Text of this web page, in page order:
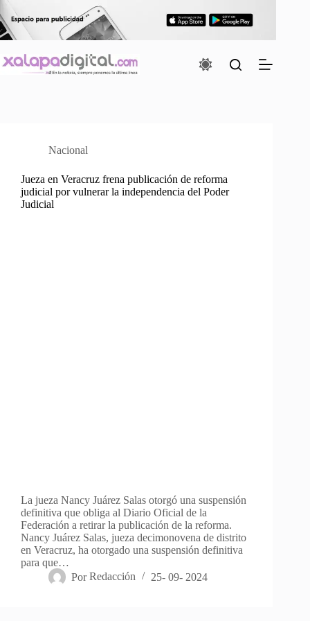
al
contenido
Nacional
Jueza en Veracruz frena publicación de reforma
judicial por vulnerar la independencia del Poder
Judicial
La jueza Nancy Juárez Salas otorgó una suspensión
definitiva que obliga al Diario Oficial de la
Federación a retirar la publicación de la reforma.
Nancy Juárez Salas, jueza decimonovena de distrito
en Veracruz, ha otorgado una suspensión definitiva
para que…
Por Redacción 25- 09- 2024